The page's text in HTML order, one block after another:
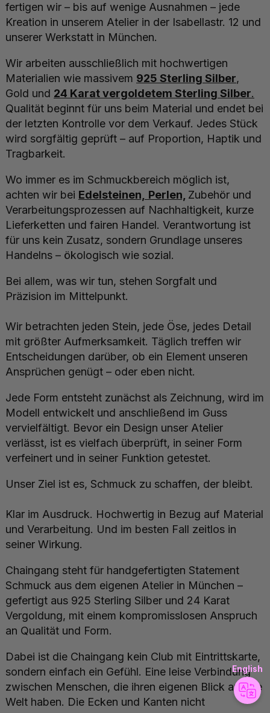
fertigen wir – bis auf wenige Ausnahmen – jede
Kreation in unserem Atelier in der Isabellastr. 12 und
unserer Werkstatt in München.
Wir arbeiten ausschließlich mit hochwertigen
Materialien wie massivem 925 Sterling Silber,
Gold und 24 Karat vergoldetem Sterling Silber.
Qualität beginnt für uns beim Material und endet bei
der letzten Kontrolle vor dem Verkauf. Jedes Stück
wird sorgfältig geprüft – auf Proportion, Haptik und
Tragbarkeit.
Wo immer es im Schmuckbereich möglich ist,
achten wir bei Edelsteinen, Perlen, Zubehör und
Verarbeitungsprozessen auf Nachhaltigkeit, kurze
Lieferketten und fairen Handel. Verantwortung ist
für uns kein Zusatz, sondern Grundlage unseres
Handelns – ökologisch wie sozial.
Bei allem, was wir tun, stehen Sorgfalt und
Präzision im Mittelpunkt.
Wir betrachten jeden Stein, jede Öse, jedes Detail
mit größter Aufmerksamkeit. Täglich treffen wir
Entscheidungen darüber, ob ein Element unseren
Ansprüchen genügt – oder eben nicht.
Jede Form entsteht zunächst als Zeichnung, wird im
Modell entwickelt und anschließend im Guss
vervielfältigt. Bevor ein Design unser Atelier
verlässt, ist es vielfach überprüft, in seiner Form
verfeinert und in seiner Funktion getestet.
Unser Ziel ist es, Schmuck zu schaffen, der bleibt.
Klar im Ausdruck. Hochwertig in Bezug auf Material
und Verarbeitung. Und im besten Fall zeitlos in
seiner Wirkung.
Chaingang steht für handgefertigten Statement
Schmuck aus dem eigenen Atelier in München –
gefertigt aus 925 Sterling Silber und 24 Karat
Vergoldung, mit einem kompromisslosen Anspruch
an Qualität und Form.
Dabei ist die Chaingang kein Club mit Eintrittskarte,
sondern einfach ein Gefühl. Eine leise Verbindung
zwischen Menschen, die ihren eigenen Blick auf die
Welt haben. Die Ecken und Kanten nicht
English